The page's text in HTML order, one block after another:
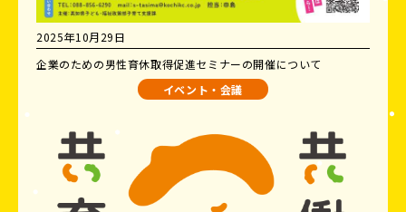
2025年10月29日
企業のための男性育休取得促進セミナーの開催について
イベント・会議